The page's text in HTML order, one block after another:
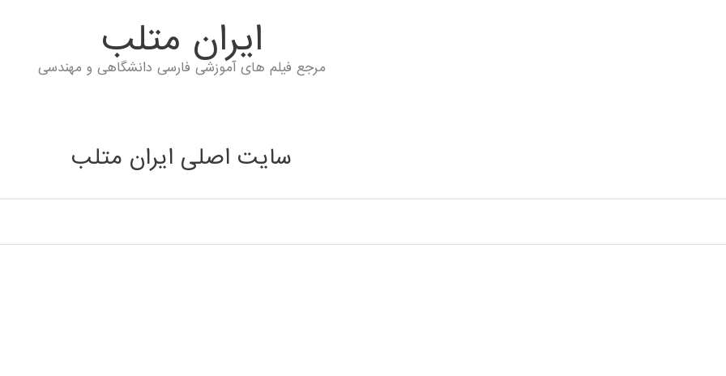
ايران متلب
مرجع فیلم های آموزشی فارسی دانشگاهی و مهندسی
سایت اصلی ایران متلب